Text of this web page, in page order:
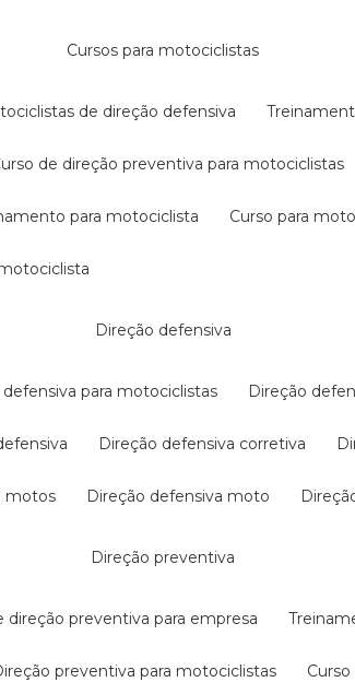
cursos para motociclistas
de direção defensiva
curso de direção preventiva para motociclistas
para motociclista curso para
direção defensiva
defensiva para motociclistas direção
direção defensiva corretiva
motos direção defensiva moto
direção preventiva
direção preventiva para empresa
direção preventiva para motociclistas